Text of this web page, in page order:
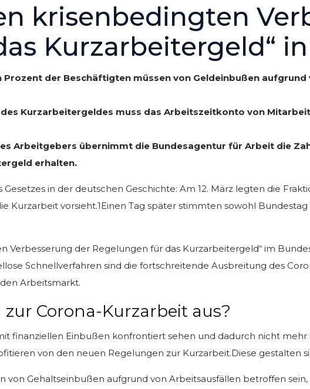
krisenbedingten
Kurzarbeitergeld“
der Beschäftigten müssen von Geldeinbußen
Kurzarbeitergeldes muss das Arbeitszeitkonto von
Arbeitgebers übernimmt die Bundesagentur für Arbeit die
erhalten.
in der deutschen Geschichte: Am 12. März legten die
Kurzarbeit vorsieht.1Einen Tag später stimmten sowohl
Verbesserung der Regelungen für das Kurzarbeitergeld“ im
Schnellverfahren sind die fortschreitende Ausbreitung des
Arbeitsmarkt.
Corona-Kurzarbeit aus?
finanziellen Einbußen konfrontiert sehen und dadurch nicht mehr
von den neuen Regelungen zur Kurzarbeit.Diese gestalten
Gehaltseinbußen aufgrund von Arbeitsausfällen betroffen